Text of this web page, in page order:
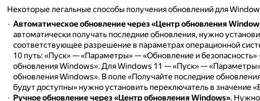
Некоторые легальные способы получения обновлений для
Автоматическое обновление через «Центр обновления
автоматически получать последние обновления, нужно
соответствующее разрешение в параметрах операционной
10 путь: «Пуск» — «Параметры» — «Обновление и
обновления Windows». Для Windows 11 — «Пуск» —
обновления Windows». В поле «Получайте последние
будут доступны» нужно установить переключатель в значение
Ручное обновление через «Центр обновления Windows». Нужно